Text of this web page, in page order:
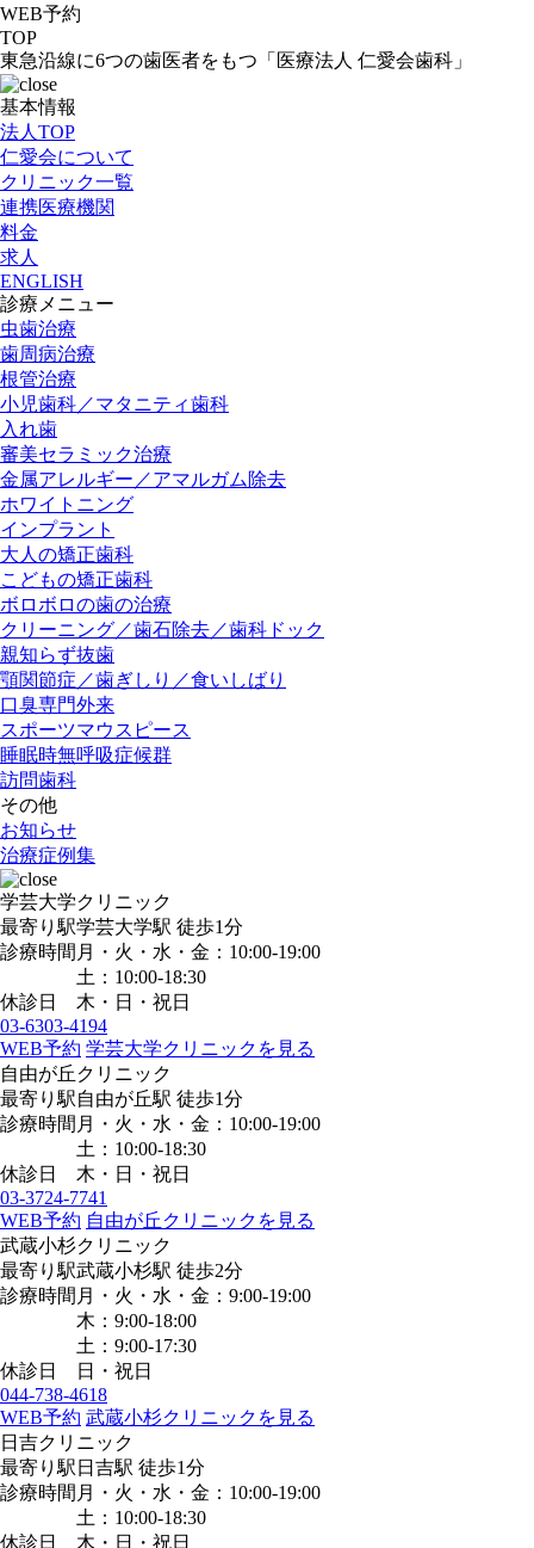
WEB予約
TOP
東急沿線に6つの歯医者をもつ「医療法人 仁愛会歯科」
基本情報
法人TOP
仁愛会について
クリニック一覧
連携医療機関
料金
求人
ENGLISH
診療メニュー
虫歯治療
歯周病治療
根管治療
小児歯科／マタニティ歯科
入れ歯
審美セラミック治療
金属アレルギー／アマルガム除去
ホワイトニング
インプラント
大人の矯正歯科
こどもの矯正歯科
ボロボロの歯の治療
クリーニング／歯石除去／歯科ドック
親知らず抜歯
顎関節症／歯ぎしり／食いしばり
口臭専門外来
スポーツマウスピース
睡眠時無呼吸症候群
訪問歯科
その他
お知らせ
治療症例集
学芸大学クリニック
最寄り駅学芸大学駅 徒歩1分
診療時間 月・火・水・金：10:00-19:00
土：10:00-18:30
休診日
木・日・祝日
03-6303-4194
WEB予約 学芸大学クリニックを見る
自由が丘クリニック
最寄り駅自由が丘駅 徒歩1分
診療時間 月・火・水・金：10:00-19:00
土：10:00-18:30
休診日
木・日・祝日
03-3724-7741
WEB予約 自由が丘クリニックを見る
武蔵小杉クリニック
最寄り駅武蔵小杉駅 徒歩2分
診療時間 月・火・水・金：9:00-19:00
木：9:00-18:00
土：9:00-17:30
休診日
日・祝日
044-738-4618
WEB予約 武蔵小杉クリニックを見る
日吉クリニック
最寄り駅 日吉駅 徒歩1分
診療時間 月・火・水・金：10:00-19:00
土：10:00-18:30
休診日
木・日・祝日